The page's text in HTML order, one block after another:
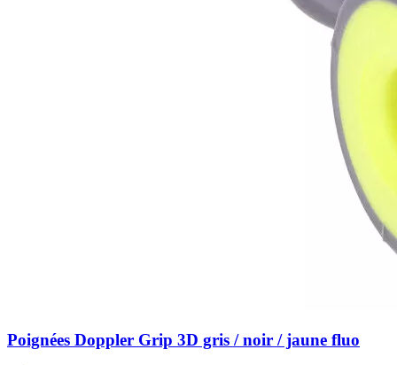
Poignées Doppler Grip 3D gris / noir / jaune fluo